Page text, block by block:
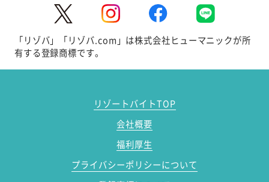
「リゾバ」「リゾバ.com」は株式会社ヒューマニックが所
有する登録商標です。
リゾートバイトTOP
会社概要
福利厚生
プライバシーポリシーについて